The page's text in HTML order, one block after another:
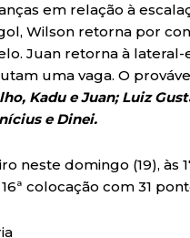
em relação à
Wilson retorna por
Juan retorna à lateral-
uma vaga. O
Kadu e Juan; Luiz
e Dinei.
neste domingo (19), às
colocação com 31